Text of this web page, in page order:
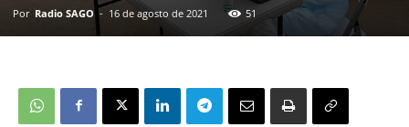
Por Radio SAGO - 16 de agosto de 2021 51